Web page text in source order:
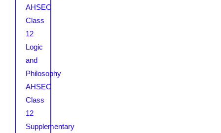
AHSEC
Class
12
Logic
and
Philosophy
AHSEC
Class
12
Supplementary